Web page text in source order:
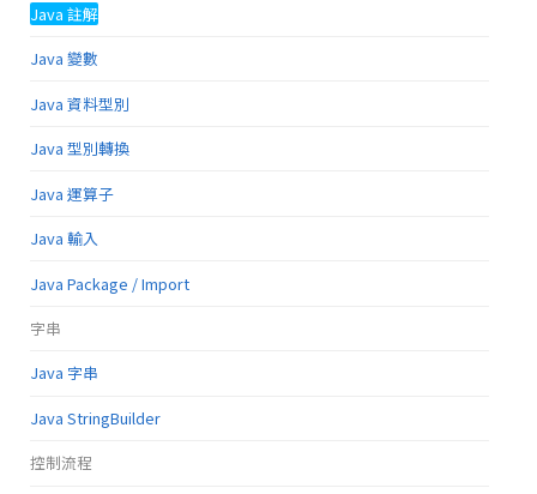
Java 註解
Java 變數
Java 資料型別
Java 型別轉換
Java 運算子
Java 輸入
Java Package / Import
字串
Java 字串
Java StringBuilder
控制流程